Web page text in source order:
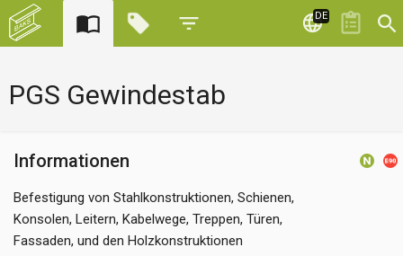
DE
PGS Gewindestab
Informationen
Befestigung von Stahlkonstruktionen, Schienen,
Konsolen, Leitern, Kabelwege, Treppen, Türen,
Fassaden, und den Holzkonstruktionen